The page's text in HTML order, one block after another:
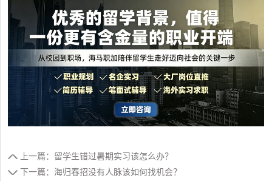
上一篇：留学生错过暑期实习该怎么办？
下一篇：海归春招没有人脉该如何找机会？